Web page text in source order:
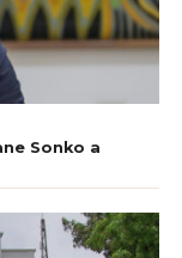
Sonko a